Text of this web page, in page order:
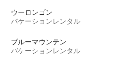
ウーロンゴン
バケーションレンタル
ブルーマウンテン
バケーションレンタル